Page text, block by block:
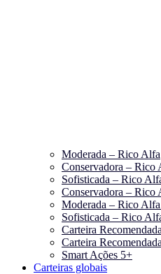
Moderada – Rico Alfa
Conservadora – Rico
Sofisticada – Rico
Conservadora – Rico
Moderada – Rico
Sofisticada – Rico
Carteira
Carteira
Smart Ações 5+
Carteiras globais